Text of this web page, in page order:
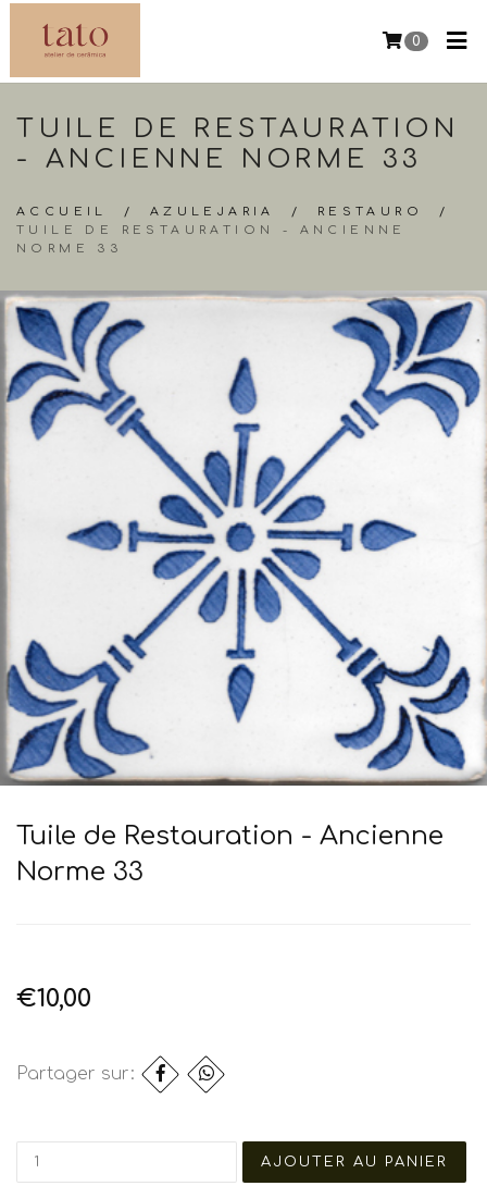
0
TUILE DE RESTAURATION
- ANCIENNE NORME 33
ACCUEIL / AZULEJARIA / RESTAURO
/
TUILE DE RESTAURATION - ANCIENNE
NORME 33
Tuile de Restauration - Ancienne
Norme 33
€10,00
Partager sur: